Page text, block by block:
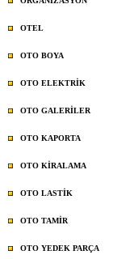
OTEL
OTO BOYA
OTO ELEKTRİK
OTO GALERİLER
OTO KAPORTA
OTO KİRALAMA
OTO LASTİK
OTO TAMİR
OTO YEDEK PARÇA